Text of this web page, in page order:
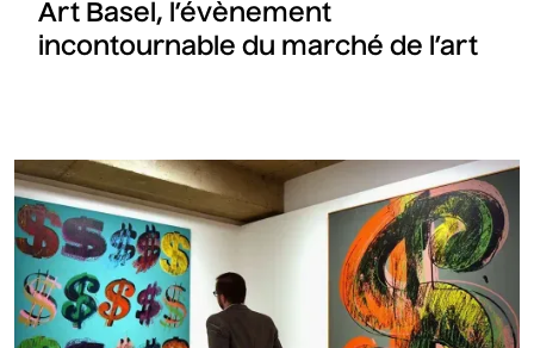
Art Basel, l’évènement
incontournable du marché de l’art